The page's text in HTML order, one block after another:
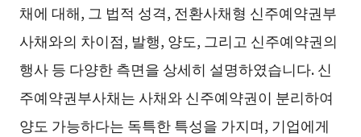
채에 대해, 그 법적 성격, 전환사채형 신주예약권부
사채와의 차이점, 발행, 양도, 그리고 신주예약권의
행사 등 다양한 측면을 상세히 설명하였습니다. 신
주예약권부사채는 사채와 신주예약권이 분리하여
양도 가능하다는 독특한 특성을 가지며, 기업에게